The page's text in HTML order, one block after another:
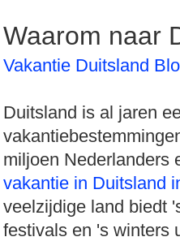
Waarom naar
Vakantie Duitsland
Duitsland is al jaren
miljoen Nederlanders
vakantie in Duitsland
veelzijdige land biedt
festivals en 's winters